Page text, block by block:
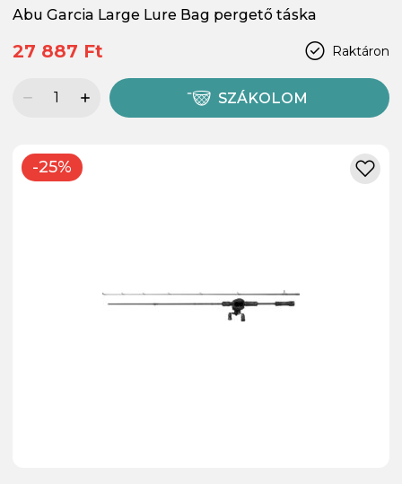
Abu Garcia Large Lure Bag pergető táska
Raktáron
27 887 Ft
SZÁKOLOM
-25%